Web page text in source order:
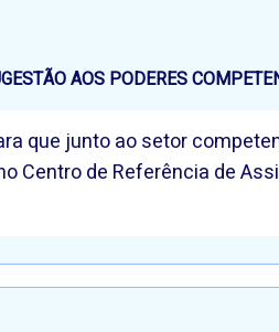
AOS PODERES
que junto ao setor
Centro de Referência de